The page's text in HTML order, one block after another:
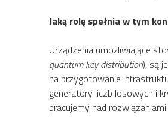
Jaką rolę spełnia w tym
Urządzenia umożliwiające
quantum key distribution), są
na przygotowanie
generatory liczb losowych i
pracujemy nad